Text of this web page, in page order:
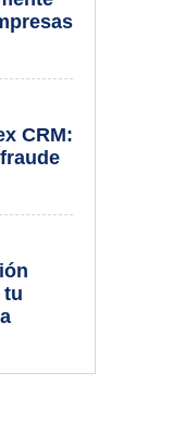
CRM:
tu